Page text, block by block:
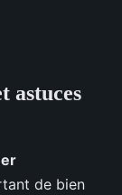
astuces
de bien